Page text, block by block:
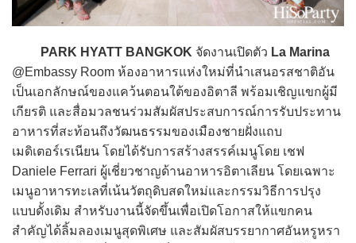
PARK HYATT BANGKOK จัดงานเปิดตัว La Marina
@Embassy Room ห้องอาหารแห่งใหม่ที่นำเสนอรสชาติอัน
เป็นเอกลักษณ์ของแคว้นตอนใต้ของอิตาลี พร้อมเชิญแขกผู้มี
เกียรติ และสื่อมวลชนร่วมสัมผัสประสบการณ์การรับประทาน
อาหารที่สะท้อนถึงวัฒนธรรมของเมืองชายฝั่งแถบ
เมดิเตอร์เรเนียน โดยได้รับการสร้างสรรค์เมนูโดย เชฟ
Daniele Ferrari ผู้เชี่ยวชาญด้านอาหารอิตาเลียน โดยเฉพาะ
เมนูอาหารทะเลที่เน้นวัตถุดิบสดใหม่และกรรมวิธีการปรุง
แบบดั้งเดิม สำหรับงานนี้จัดขึ้นเพื่อเปิดโอกาสให้แขกคน
สำคัญได้ลิ้มลองเมนูสุดพิเศษ และสัมผัสบรรยากาศอันหรูหรา